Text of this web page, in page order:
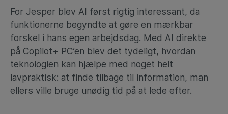
For Jesper blev AI først rigtig interessant, da
funktionerne begyndte at gøre en mærkbar
forskel i hans egen arbejdsdag. Med AI direkte
på Copilot+ PC’en blev det tydeligt, hvordan
teknologien kan hjælpe med noget helt
lavpraktisk: at finde tilbage til information, man
ellers ville bruge unødig tid på at lede efter.